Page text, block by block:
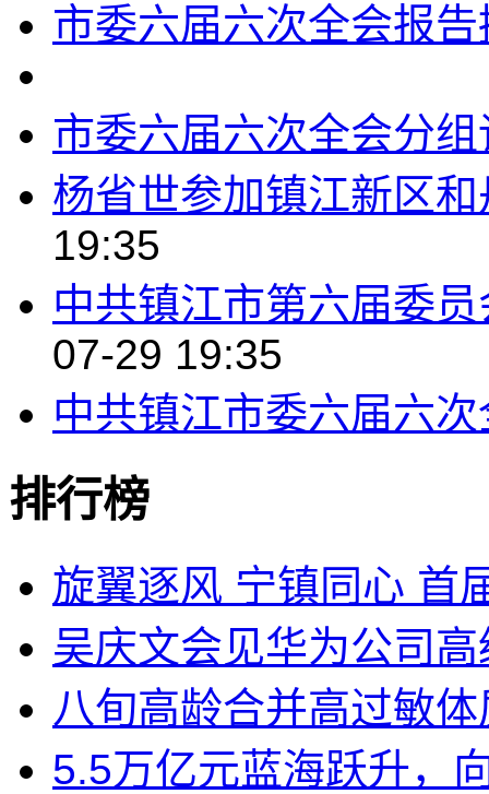
市委六届六次全会报告
市委六届六次全会分
杨省世参加镇江新区
19:35
中共镇江市第六届委
07-29 19:35
中共镇江市委六届六
排行榜
旋翼逐风 宁镇同心 首
吴庆文会见华为公司
八旬高龄合并高过敏
5.5万亿元蓝海跃升，